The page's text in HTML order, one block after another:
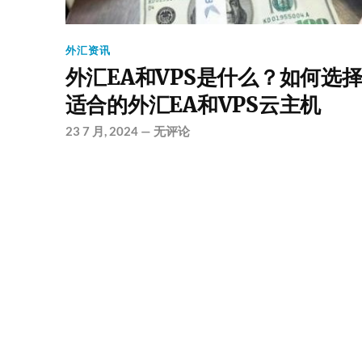
外汇资讯
外汇EA和VPS是什么？如何选择
适合的外汇EA和VPS云主机
23 7 月, 2024— 无评论